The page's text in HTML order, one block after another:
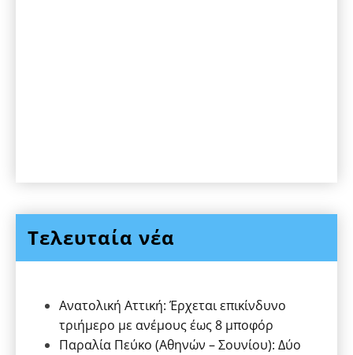
Τελευταία νέα
Ανατολική Αττική: Έρχεται επικίνδυνο
τριήμερο με ανέμους έως 8 μποφόρ
Παραλία Πεύκο (Αθηνών – Σουνίου): Δύο